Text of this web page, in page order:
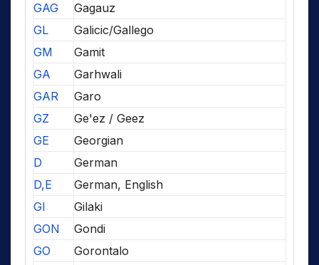
GAG
Gagauz
GL
Galicic/Gallego
GM
Gamit
GA
Garhwali
GAR
Garo
GZ
Ge'ez / Geez
GE
Georgian
D
German
D,E
German, English
GI
Gilaki
GON
Gondi
GO
Gorontalo